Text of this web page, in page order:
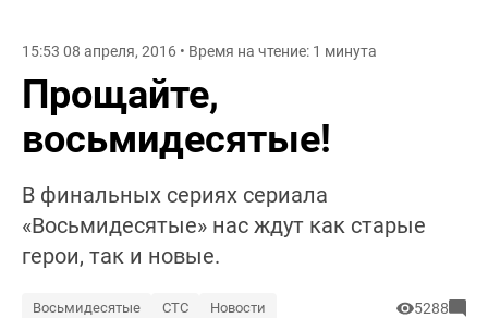
15:53 08 апреля, 2016 • Время на чтение: 1 минута
Прощайте,
восьмидесятые!
В финальных сериях сериала
«Восьмидесятые» нас ждут как старые
герои, так и новые.
Восьмидесятые СТС Новости 5288